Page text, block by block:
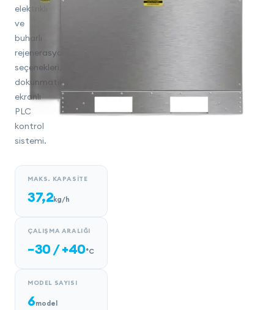
elektrikli
ve
buharlı
rejenerasyon
seçenekleri,
dokunmatik
ekranlı
PLC
kontrol
sistemi.
MAKS. KAPASITE
37,2kg/h
ÇALIŞMA ARALIĞI
−30 / +40°C
MODEL SAYISI
6model